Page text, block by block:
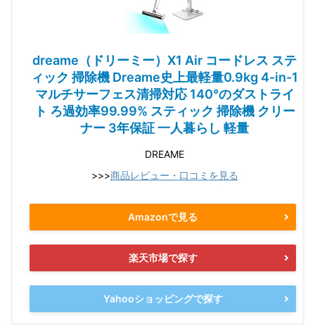
dreame（ドリーミー）X1 Air コードレス ステ
ィック 掃除機 Dreame史上最軽量0.9kg 4-in-1
マルチサーフェス清掃対応 140°のダストライ
ト ろ過効率99.99% スティック 掃除機 クリー
ナー 3年保証 一人暮らし 軽量
DREAME
>>>商品レビュー・口コミを見る
Amazonで見る
楽天市場で探す
Yahooショッピングで探す